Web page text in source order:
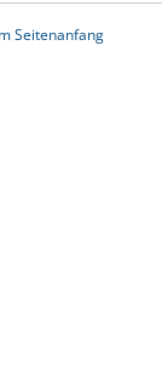
Seitenanfang